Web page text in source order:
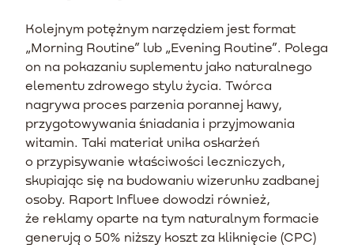
Kolejnym potężnym narzędziem jest format
„Morning Routine” lub „Evening Routine”. Polega
on na pokazaniu suplementu jako naturalnego
elementu zdrowego stylu życia. Twórca
nagrywa proces parzenia porannej kawy,
przygotowywania śniadania i przyjmowania
witamin. Taki materiał unika oskarżeń
o przypisywanie właściwości leczniczych,
skupiając się na budowaniu wizerunku zadbanej
osoby. Raport Influee dowodzi również,
że reklamy oparte na tym naturalnym formacie
generują o 50% niższy koszt za kliknięcie (CPC)